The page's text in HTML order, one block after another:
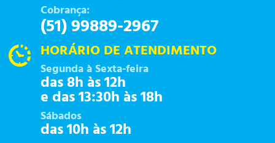
Cobrança:
(51) 99889-2967
HORÁRIO DE ATENDIMENTO
Segunda à Sexta-feira
das 8h às 12h
e das 13:30h às 18h
Sábados
das 10h às 12h